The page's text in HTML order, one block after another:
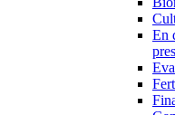
En